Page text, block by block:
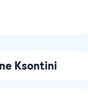
Ksontini